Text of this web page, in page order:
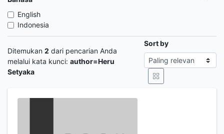
English
Indonesia
Ditemukan 2 dari pencarian Anda
melalui kata kunci: author=Heru
Setyaka
Sort by